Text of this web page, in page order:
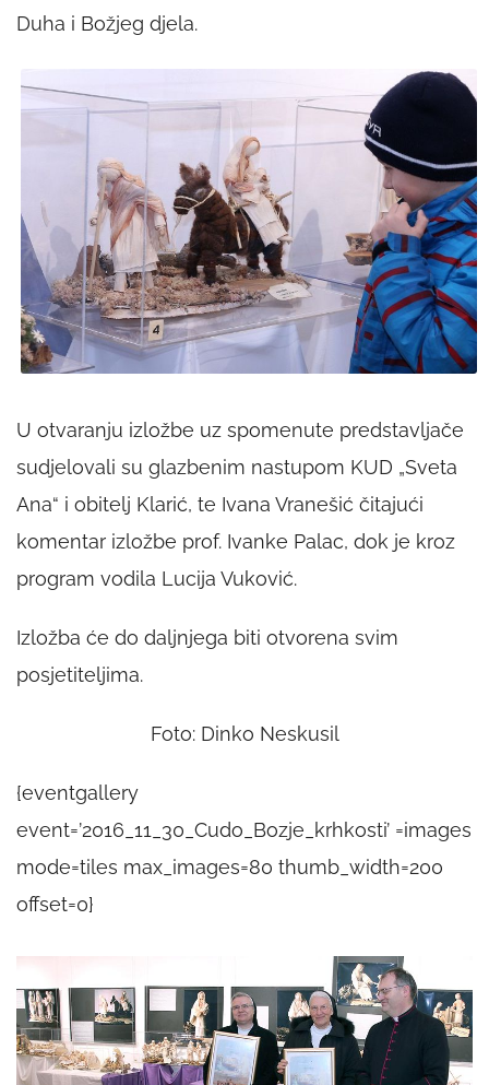
Duha i Božjeg djela.
U otvaranju izložbe uz spomenute predstavljače
sudjelovali su glazbenim nastupom KUD „Sveta
Ana“ i obitelj Klarić, te Ivana Vranešić čitajući
komentar izložbe prof. Ivanke Palac, dok je kroz
program vodila Lucija Vuković.
Izložba će do daljnjega biti otvorena svim
posjetiteljima.
Foto: Dinko Neskusil
{eventgallery
event=’2016_11_30_Cudo_Bozje_krhkosti’ =images
mode=tiles max_images=80 thumb_width=200
offset=0}